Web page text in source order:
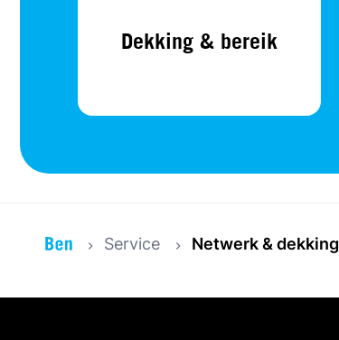
Dekking & bereik
Service Netwerk & dekking